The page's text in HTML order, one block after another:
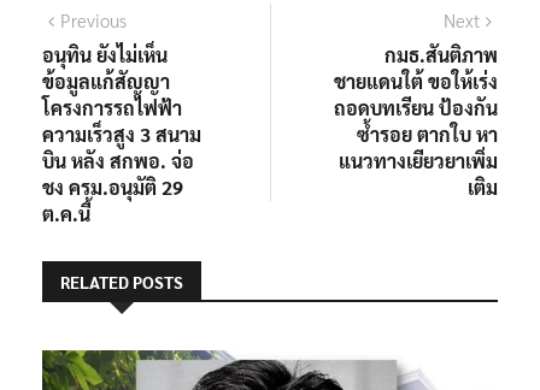
แนะแนว
เรื่อง
PreviousPrevious
post:
อนุทิน ยังไม่เห็น
ข้อมูลแก้สัญญา
โครงการรถไฟฟ้า
ความเร็วสูง 3 สนาม
บิน หลัง สกพอ. จ่อ
ชง ครม.อนุมัติ 29
ต.ค.นี้
Next
กมธ.สันติภาพ
ชายแดนใต้ ขอให้เร่ง
ถอดบทเรียน ป้องกัน
ซ้ำรอย ตากใบ หา
แนวทางเยียวยาเพิ่ม
เติม
RELATED POSTS